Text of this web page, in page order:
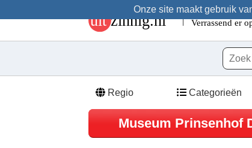
Onze site maakt gebruik
Regio Categorieën
Museum Prinsenhof